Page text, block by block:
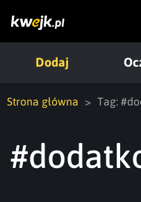
Dodaj
Strona główna Tag: